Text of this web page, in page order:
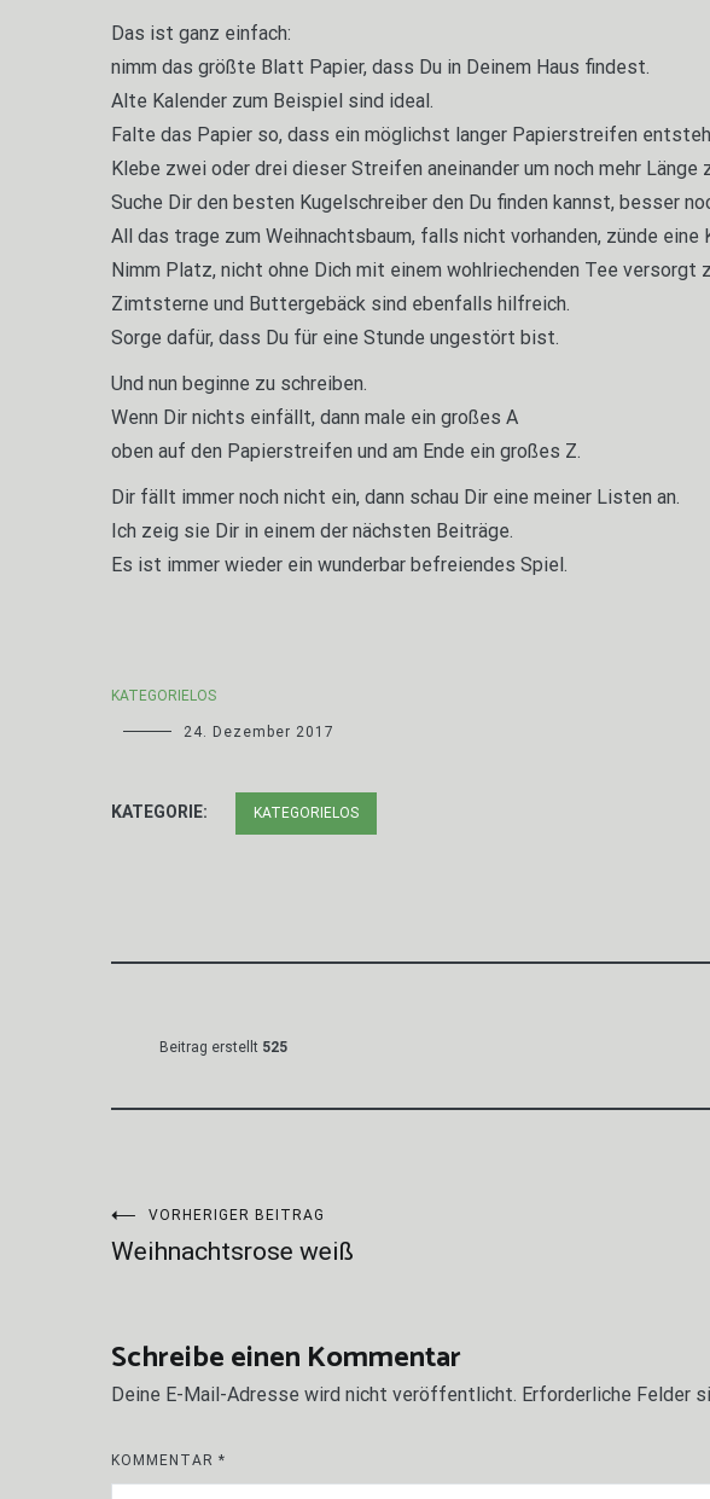
Das ist ganz einfach:
nimm das größte Blatt Papier, dass Du in Deinem Haus findest.
Alte Kalender zum Beispiel sind ideal.
Falte das Papier so, dass ein möglichst langer Papierstreifen
Klebe zwei oder drei dieser Streifen aneinander um noch mehr Länge
Suche Dir den besten Kugelschreiber den Du finden kannst, besser
All das trage zum Weihnachtsbaum, falls nicht vorhanden, zünde eine
Nimm Platz, nicht ohne Dich mit einem wohlriechenden Tee versorgt
Zimtsterne und Buttergebäck sind ebenfalls hilfreich.
Sorge dafür, dass Du für eine Stunde ungestört bist.
Und nun beginne zu schreiben.
Wenn Dir nichts einfällt, dann male ein großes A
oben auf den Papierstreifen und am Ende ein großes Z.
Dir fällt immer noch nicht ein, dann schau Dir eine meiner Listen an.
Ich zeig sie Dir in einem der nächsten Beiträge.
Es ist immer wieder ein wunderbar befreiendes Spiel.
KATEGORIELOS
24. Dezember 2017
KATEGORIE: KATEGORIELOS
Beitrag erstellt 525
Beitragsnavigation
VORHERIGER BEITRAG
Weihnachtsrose weiß
Schreibe einen Kommentar
Deine E-Mail-Adresse wird nicht veröffentlicht. Erforderliche Felder
KOMMENTAR *